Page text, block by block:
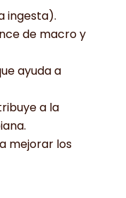
ingesta).
de macro y
ayuda a
a la
mejorar los